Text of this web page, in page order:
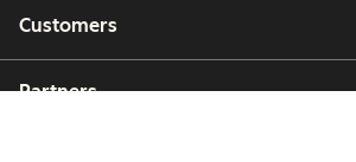
Customers
Partners